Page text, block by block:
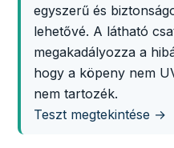
egyszerű és
lehetővé. A látható
megakadályozza a
hogy a köpeny nem
nem tartozék.
Teszt megtekintése →